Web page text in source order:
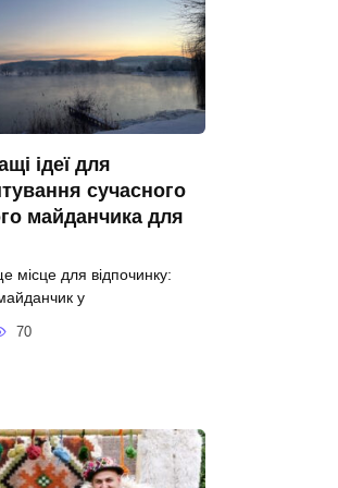
ідеї для
сучасного
майданчика для
місце для відпочинку:
у
70